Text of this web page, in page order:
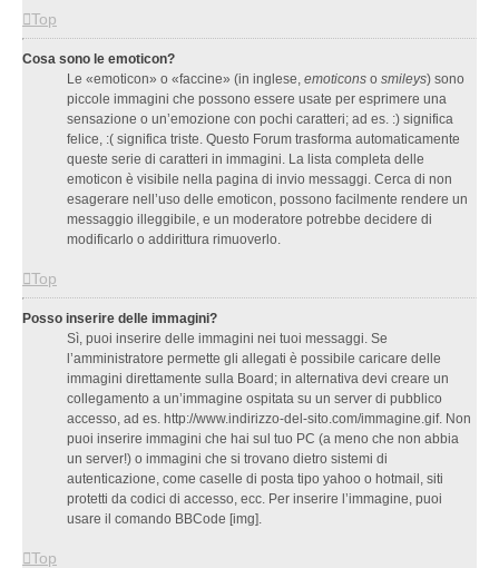
Top
Cosa sono le emoticon?
Le «emoticon» o «faccine» (in inglese, emoticons o smileys) sono
piccole immagini che possono essere usate per esprimere una
sensazione o un’emozione con pochi caratteri; ad es. :) significa
felice, :( significa triste. Questo Forum trasforma automaticamente
queste serie di caratteri in immagini. La lista completa delle
emoticon è visibile nella pagina di invio messaggi. Cerca di non
esagerare nell’uso delle emoticon, possono facilmente rendere un
messaggio illeggibile, e un moderatore potrebbe decidere di
modificarlo o addirittura rimuoverlo.
Top
Posso inserire delle immagini?
Sì, puoi inserire delle immagini nei tuoi messaggi. Se
l’amministratore permette gli allegati è possibile caricare delle
immagini direttamente sulla Board; in alternativa devi creare un
collegamento a un’immagine ospitata su un server di pubblico
accesso, ad es. http://www.indirizzo-del-sito.com/immagine.gif. Non
puoi inserire immagini che hai sul tuo PC (a meno che non abbia
un server!) o immagini che si trovano dietro sistemi di
autenticazione, come caselle di posta tipo yahoo o hotmail, siti
protetti da codici di accesso, ecc. Per inserire l’immagine, puoi
usare il comando BBCode [img].
Top